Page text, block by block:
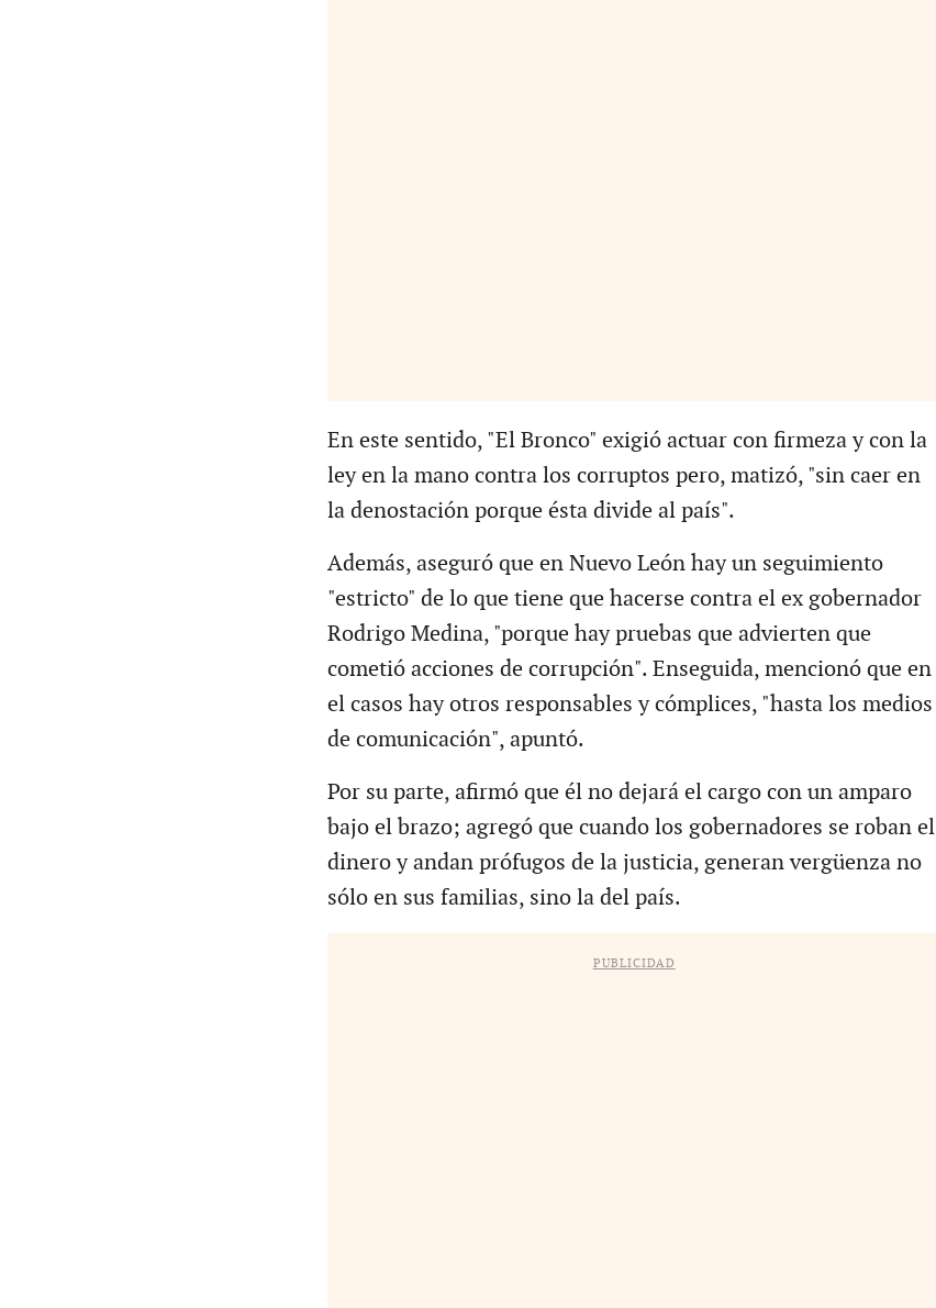
En este sentido, "El Bronco" exigió actuar con firmeza y con la
ley en la mano contra los corruptos pero, matizó, "sin caer en
la denostación porque ésta divide al país".
Además, aseguró que en Nuevo León hay un seguimiento
"estricto" de lo que tiene que hacerse contra el ex gobernador
Rodrigo Medina, "porque hay pruebas que advierten que
cometió acciones de corrupción". Enseguida, mencionó que en
el casos hay otros responsables y cómplices, "hasta los medios
de comunicación", apuntó.
Por su parte, afirmó que él no dejará el cargo con un amparo
bajo el brazo; agregó que cuando los gobernadores se roban el
dinero y andan prófugos de la justicia, generan vergüenza no
sólo en sus familias, sino la del país.
PUBLICIDAD